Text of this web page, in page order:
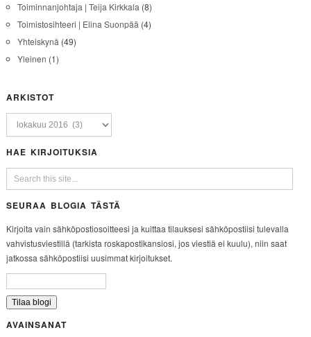
Toiminnanjohtaja | Teija Kirkkala (8)
Toimistosihteeri | Elina Suonpää (4)
Yhteiskynä (49)
Yleinen (1)
ARKISTOT
HAE KIRJOITUKSIA
SEURAA BLOGIA TÄSTÄ
Kirjoita vain sähköpostiosoitteesi ja kuittaa tilauksesi sähköpostiisi tulevalla
vahvistusviestillä (tarkista roskapostikansiosi, jos viestiä ei kuulu), niin saat
jatkossa sähköpostiisi uusimmat kirjoitukset.
AVAINSANAT